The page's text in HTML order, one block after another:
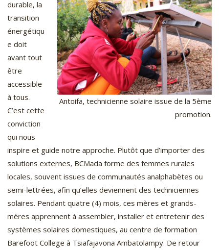
Antoifa, technicienne solaire issue de la 5ème
promotion.
durable, la
transition
énergétiqu
e doit
avant tout
être
accessible
à tous.
C’est cette
conviction
qui nous
inspire et guide notre approche. Plutôt que d’importer des
solutions externes, BCMada forme des femmes rurales
locales, souvent issues de communautés analphabètes ou
semi-lettrées, afin qu’elles deviennent des techniciennes
solaires. Pendant quatre (4) mois, ces mères et grands-
mères apprennent à assembler, installer et entretenir des
systèmes solaires domestiques, au centre de formation
Barefoot College à Tsiafajavona Ambatolampy. De retour